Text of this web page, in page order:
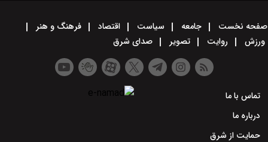
صفحه نخست جامعه سیاست اقتصاد
فرهنگ و هنر
ورزش
روایت تصویر صدای شرق
تماس با ما
درباره ما
حمایت از شرق